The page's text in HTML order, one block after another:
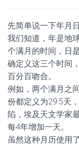
先简单说一下年月
我们知道，年是地
个满月的时间，日
确定义这三个时间
百分百吻合。
例如，两个满月之
份都定义为29.5天
陷，埃及天文学家
每4年增加一天。
虽然这种月历使用